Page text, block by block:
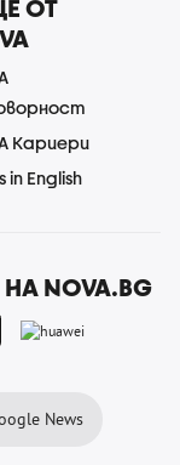
ОТ
Кариери
in English
NOVA.BG
News